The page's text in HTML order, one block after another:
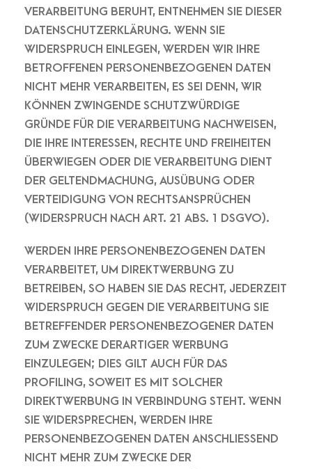
VERARBEITUNG BERUHT, ENTNEHMEN SIE DIESER
DATENSCHUTZERKLÄRUNG. WENN SIE
WIDERSPRUCH EINLEGEN, WERDEN WIR IHRE
BETROFFENEN PERSONENBEZOGENEN DATEN
NICHT MEHR VERARBEITEN, ES SEI DENN, WIR
KÖNNEN ZWINGENDE SCHUTZWÜRDIGE
GRÜNDE FÜR DIE VERARBEITUNG NACHWEISEN,
DIE IHRE INTERESSEN, RECHTE UND FREIHEITEN
ÜBERWIEGEN ODER DIE VERARBEITUNG DIENT
DER GELTENDMACHUNG, AUSÜBUNG ODER
VERTEIDIGUNG VON RECHTSANSPRÜCHEN
(WIDERSPRUCH NACH ART. 21 ABS. 1 DSGVO).
WERDEN IHRE PERSONENBEZOGENEN DATEN
VERARBEITET, UM DIREKTWERBUNG ZU
BETREIBEN, SO HABEN SIE DAS RECHT, JEDERZEIT
WIDERSPRUCH GEGEN DIE VERARBEITUNG SIE
BETREFFENDER PERSONENBEZOGENER DATEN
ZUM ZWECKE DERARTIGER WERBUNG
EINZULEGEN; DIES GILT AUCH FÜR DAS
PROFILING, SOWEIT ES MIT SOLCHER
DIREKTWERBUNG IN VERBINDUNG STEHT. WENN
SIE WIDERSPRECHEN, WERDEN IHRE
PERSONENBEZOGENEN DATEN ANSCHLIESSEND
NICHT MEHR ZUM ZWECKE DER